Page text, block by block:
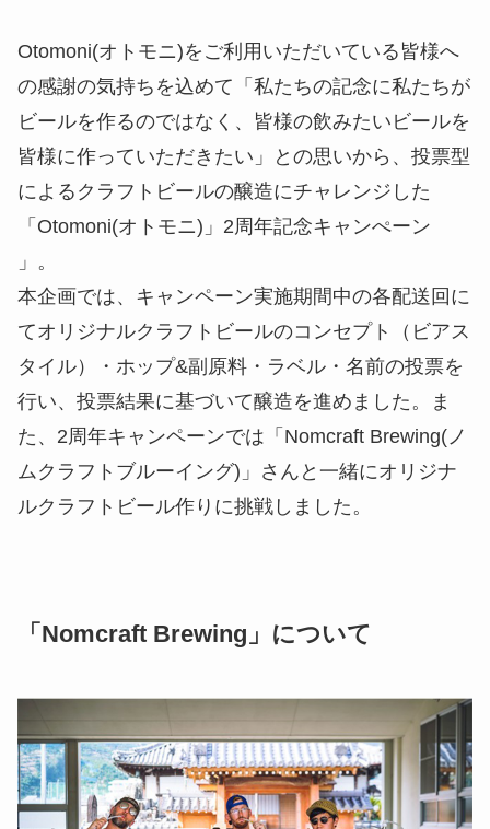
Otomoni(オトモニ)をご利用いただいている皆様へ
の感謝の気持ちを込めて「私たちの記念に私たちが
ビールを作るのではなく、皆様の飲みたいビールを
皆様に作っていただきたい」との思いから、投票型
によるクラフトビールの醸造にチャレンジした
「Otomoni(オトモニ)」2周年記念キャンぺーン
」。
本企画では、キャンペーン実施期間中の各配送回に
てオリジナルクラフトビールのコンセプト（ビアス
タイル）・ホップ&副原料・ラベル・名前の投票を
行い、投票結果に基づいて醸造を進めました。ま
た、2周年キャンペーンでは「Nomcraft Brewing(ノ
ムクラフトブルーイング)」さんと一緒にオリジナ
ルクラフトビール作りに挑戦しました。
「Nomcraft Brewing」について